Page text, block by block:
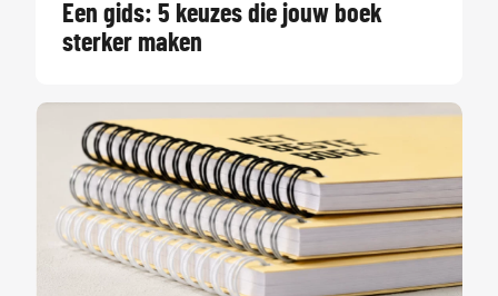
Een gids: 5 keuzes die jouw boek
sterker maken